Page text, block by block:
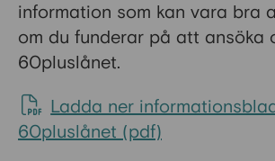
information som kan vara bra
om du funderar på att ansöka
60pluslånet.
Ladda ner
60pluslånet (pdf)